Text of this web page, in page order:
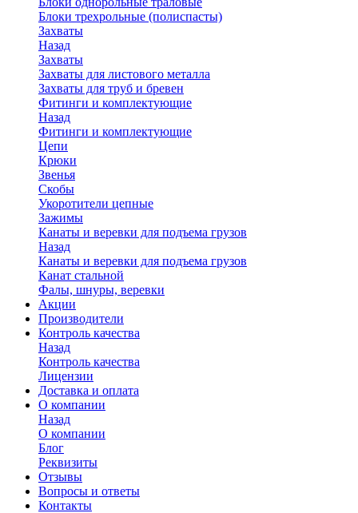
Блоки трехрольные (полиспасты)
Захваты
Назад
Захваты
Захваты для листового металла
Захваты для труб и бревен
Фитинги и комплектующие
Назад
Фитинги и комплектующие
Цепи
Крюки
Звенья
Скобы
Укоротители цепные
Зажимы
Канаты и веревки для подъема грузов
Назад
Канаты и веревки для подъема грузов
Канат стальной
Фалы, шнуры, веревки
Акции
Производители
Контроль качества
Назад
Контроль качества
Лицензии
Доставка и оплата
О компании
Назад
О компании
Блог
Реквизиты
Отзывы
Вопросы и ответы
Контакты